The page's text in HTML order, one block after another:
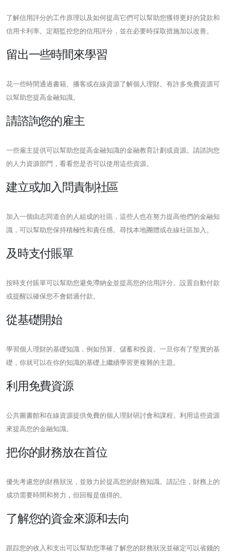
了解信用評分的工作原理以及如何提高它們可以幫助您獲得更好的貸款和
信用卡利率。定期監控您的信用評分，並在必要時採取措施加以改善。
留出一些時間來學習
花一些時間通過書籍、播客或在線資源了解個人理財。有許多免費資源可
以幫助您提高金融知識。
請諮詢您的雇主
一些雇主提供可以幫助您提高金融知識的金融教育計劃或資源。請諮詢您
的人力資源部門，看看您是否可以使用這些資源。
建立或加入問責制社區
加入一個由志同道合的人組成的社區，這些人也在努力提高他們的金融知
識，可以幫助您保持積極性和責任感。尋找本地團體或在線社區加入。
及時支付賬單
按時支付賬單可以幫助您避免滯納金並提高您的信用評分。設置自動付款
或提醒以確保您不會錯過付款。
從基礎開始
學習個人理財的基礎知識，例如預算、儲蓄和投資。一旦你有了堅實的基
礎，你就可以在你的知識的基礎上繼續學習更複雜的主題。
利用免費資源
公共圖書館和在線資源提供免費的個人理財研討會和課程。利用這些資源
來提高您的金融知識。
把你的財務放在首位
優先考慮您的財務狀況，並致力於提高您的財務知識。請記住，財務上的
成功需要時間和努力，但回報是值得的。
了解您的資金來源和去向
跟踪您的收入和支出可以幫助您準確了解您的財務狀況並確定可以省錢的